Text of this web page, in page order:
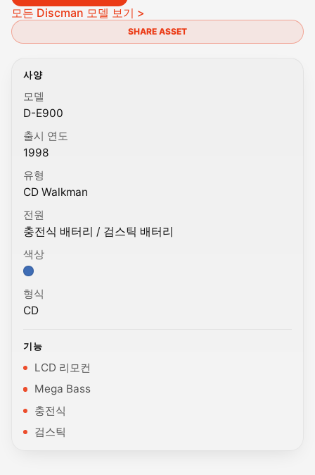
모든 Discman 모델 보기 >
SHARE ASSET
사양
모델
D-E900
출시 연도
1998
유형
CD Walkman
전원
충전식 배터리 / 검스틱 배터리
색상
색상: 색상 옵션.
형식
CD
기능
LCD 리모컨
Mega Bass
충전식
검스틱